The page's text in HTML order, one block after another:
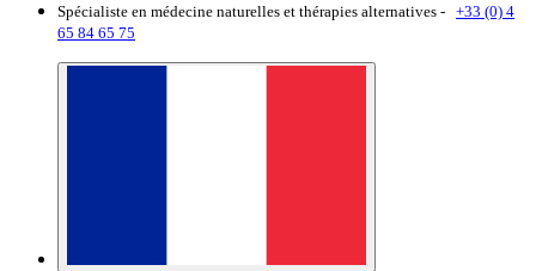
Spécialiste en médecine naturelles et thérapies alternatives - +33 (0) 4
65 84 65 75